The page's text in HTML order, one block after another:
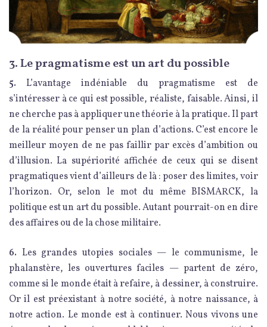
3. Le pragmatisme est un art du possible
5. L’avantage indéniable du pragmatisme est de
s’intéresser à ce qui est possible, réaliste, faisable. Ainsi, il
ne cherche pas à appliquer une théorie à la pratique. Il part
de la réalité pour penser un plan d’actions. C’est encore le
meilleur moyen de ne pas faillir par excès d’ambition ou
d’illusion. La supériorité affichée de ceux qui se disent
pragmatiques vient d’ailleurs de là : poser des limites, voir
l’horizon. Or, selon le mot du même BISMARCK, la
politique est un art du possible. Autant pourrait-on en dire
des affaires ou de la chose militaire.
6. Les grandes utopies sociales — le communisme, le
phalanstère, les ouvertures faciles — partent de zéro,
comme si le monde était à refaire, à dessiner, à construire.
Or il est préexistant à notre société, à notre naissance, à
notre action. Le monde est à continuer. Nous vivons une